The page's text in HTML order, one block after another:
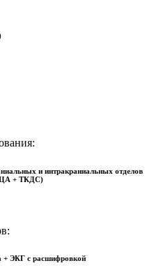
и интракраниальных отделов
+ ТКДС)
+ ЭКГ с расшифровкой